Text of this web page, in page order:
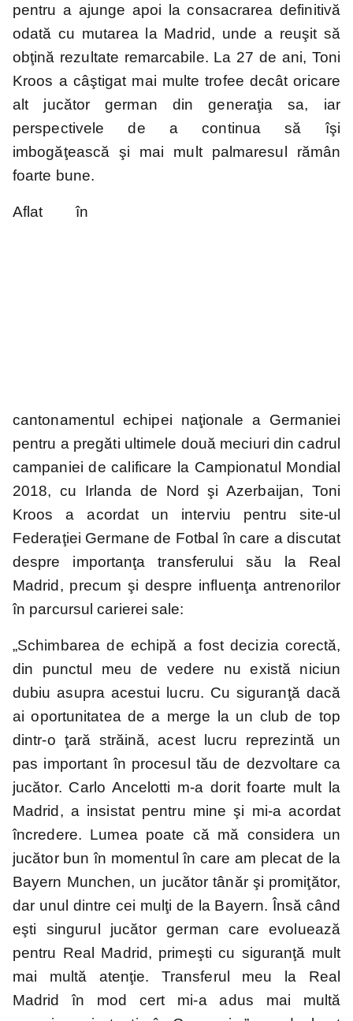
Süper Lig MLS Championship
Saudi Pro
League
2.Bundesliga
Segunda
Serie B
Cupe Europene
Liga
Națiunilor
pentru a ajunge apoi la consacrarea definitivă
odată cu mutarea la Madrid, unde a reuşit să
obţină rezultate remarcabile. La 27 de ani, Toni
Kroos a câştigat mai multe trofee decât oricare
alt jucător german din generaţia sa, iar
perspectivele de a continua să îşi
imbogăţească şi mai mult palmaresul rămân
foarte bune.
Aflat în
cantonamentul echipei naţionale a Germaniei
pentru a pregăti ultimele două meciuri din cadrul
campaniei de calificare la Campionatul Mondial
2018, cu Irlanda de Nord şi Azerbaijan, Toni
Kroos a acordat un interviu pentru site-ul
Federaţiei Germane de Fotbal în care a discutat
despre importanţa transferului său la Real
Madrid, precum şi despre influenţa antrenorilor
în parcursul carierei sale:
„Schimbarea de echipă a fost decizia corectă,
din punctul meu de vedere nu există niciun
dubiu asupra acestui lucru. Cu siguranţă dacă
ai oportunitatea de a merge la un club de top
dintr-o ţară străină, acest lucru reprezintă un
pas important în procesul tău de dezvoltare ca
jucător. Carlo Ancelotti m-a dorit foarte mult la
Madrid, a insistat pentru mine şi mi-a acordat
încredere. Lumea poate că mă considera un
jucător bun în momentul în care am plecat de la
Bayern Munchen, un jucător tânăr şi promiţător,
dar unul dintre cei mulţi de la Bayern. Însă când
eşti singurul jucător german care evoluează
pentru Real Madrid, primeşti cu siguranţă mult
mai multă atenţie. Transferul meu la Real
Madrid în mod cert mi-a adus mai multă